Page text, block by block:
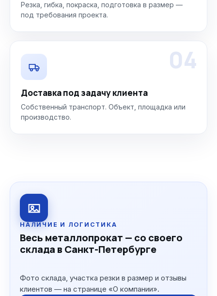
Резка, гибка, покраска, подготовка в размер —
под требования проекта.
04
Доставка под задачу клиента
Собственный транспорт. Объект, площадка или
производство.
НАЛИЧИЕ И ЛОГИСТИКА
Весь металлопрокат — со своего
склада в Санкт-Петербурге
Фото склада, участка резки в размер и отзывы
клиентов — на странице «О компании».